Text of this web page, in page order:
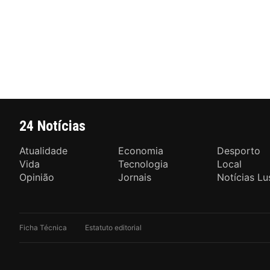
24 Notícias
Atualidade Economia
Desporto
Vida
Tecnologia
Local
Opinião
Jornais Notícias
Ficha Técnica Estatuto editorial